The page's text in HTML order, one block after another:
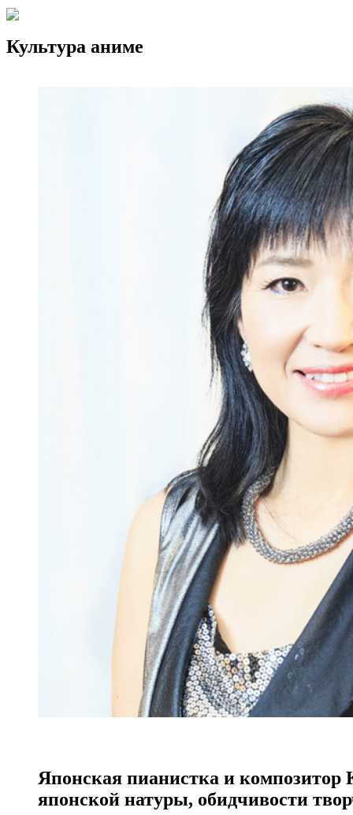
Культура аниме
Японская пианистка и композитор
японской натуры, обидчивости